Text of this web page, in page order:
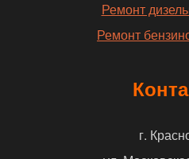
Ремонт
Ремонт
г.